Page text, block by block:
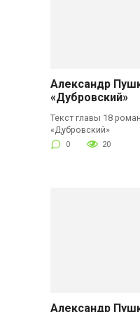
Александр
«Дубровский»
Текст главы 18
«Дубровский»
0 20
Александр